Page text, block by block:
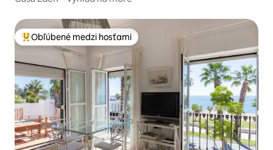
Najobľúbenejšie medzi hosťami
Obľúbené medzi hosťami